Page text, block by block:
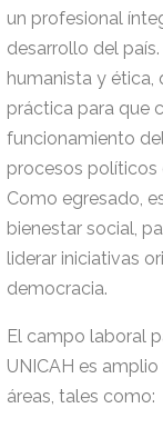
un profesional
desarrollo del
humanista y ética,
práctica para que
funcionamiento
procesos políticos
Como egresado,
bienestar social,
liderar iniciativas
democracia.
El campo laboral
UNICAH es
áreas, tales como: